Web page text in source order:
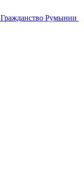
Гражданство Румынии